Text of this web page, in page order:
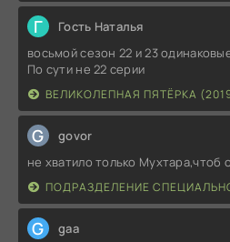
Г Гость Наталья
восьмой сезон 22 и 23
По сути не 22 серии
ВЕЛИКОЛЕПНАЯ ПЯТЁРКА
G govor
не хватило только
ПОДРАЗДЕЛЕНИЕ
G gaa